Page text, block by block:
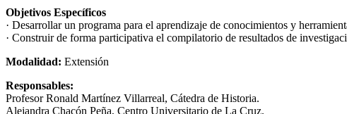
Objetivos Específicos
· Desarrollar un programa para el aprendizaje de conocimientos y
· Construir de forma participativa el compilatorio de resultados de
Modalidad: Extensión
Responsables:
Profesor Ronald Martínez Villarreal, Cátedra de Historia.
Alejandra Chacón Peña, Centro Universitario de La Cruz.